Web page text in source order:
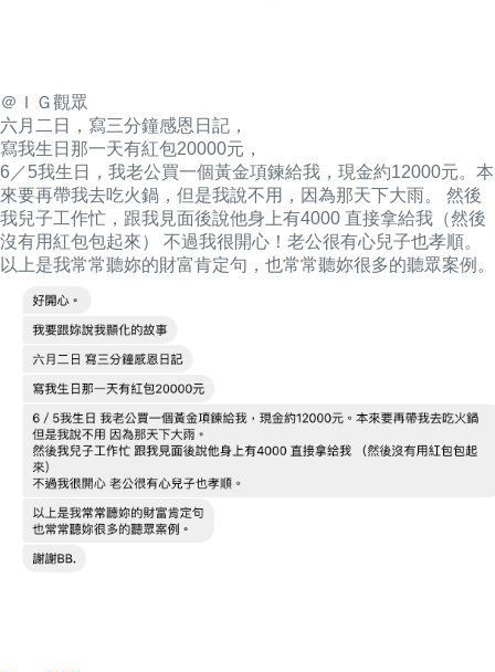
＠ＩＧ觀眾
六月二日，寫三分鐘感恩日記，
寫我生日那一天有紅包20000元，
6／5我生日，我老公買一個黃金項鍊給我，現金約12000元。本
來要再帶我去吃火鍋，但是我說不用，因為那天下大雨。 然後
我兒子工作忙，跟我見面後說他身上有4000 直接拿給我（然後
沒有用紅包包起來） 不過我很開心！老公很有心兒子也孝順。
以上是我常常聽妳的財富肯定句，也常常聽妳很多的聽眾案例。